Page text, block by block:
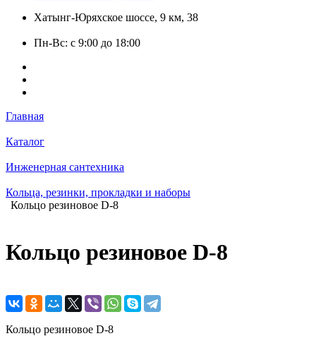
Хатынг-Юряхское шоссе, 9 км, 38
Пн-Вс: с 9:00 до 18:00
Главная
Каталог
Инженерная сантехника
Кольца, резинки, прокладки и наборы
Кольцо резиновое D-8
Кольцо резиновое D-8
Кольцо резиновое D-8